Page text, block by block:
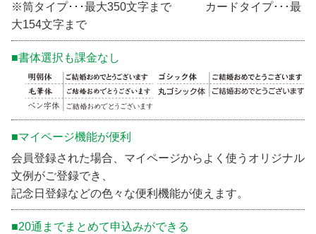
※筒タイプ･･･最大350文字まで カードタイプ･･･最
大154文字まで
■書体選択も課金なし
■マイページ機能が便利
会員登録された場合、マイページからよく使うオリジナル
文例がご登録でき、
記念日登録などの色々な便利機能が使えます。
■20通までまとめて申込みができる